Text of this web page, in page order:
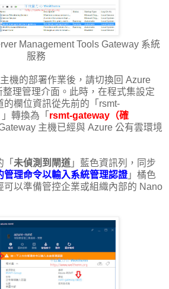
Management Tools Gateway 系統
服務
機的部署作業後，請切換回 Azure
理管理介面。此時，在程式集設定
的欄位資訊從先前的「rsmt-
轉換為「 rsmt-gateway（確
主機已經與 Azure 公有雲環境
「 未偵測到閘道 」藍色資訊列，同步
管理命令以輸入系統管理認證 」橘色
可以準備管控企業或組織內部的 Nano